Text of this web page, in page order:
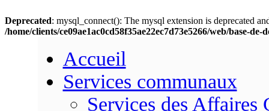
Deprecated: mysql_connect(): The mysql extension is deprecated
/home/clients/ce09ae1ac0cd58f35ae22ec7d73e5266/web/base-de-
Accueil
Services communaux
Services des Affaires